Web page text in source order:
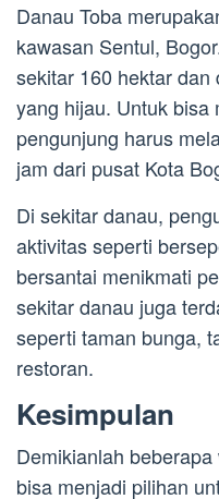
Danau Toba
kawasan Sentul,
sekitar 160 hektar
yang hijau. Untuk bisa
pengunjung harus
jam dari pusat Kota
Di sekitar danau,
aktivitas seperti
bersantai menikmati
sekitar danau juga
seperti taman bunga,
restoran.
Kesimpulan
Demikianlah
bisa menjadi pilihan